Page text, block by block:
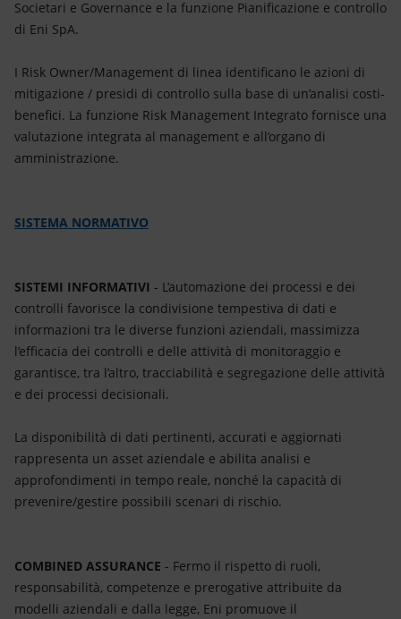
Societari e Governance e la funzione Pianificazione e controllo
di Eni SpA.
I Risk Owner/Management di linea identificano le azioni di
mitigazione / presidi di controllo sulla base di un’analisi costi-
benefici. La funzione Risk Management Integrato fornisce una
valutazione integrata al management e all’organo di
amministrazione.
SISTEMA NORMATIVO
SISTEMI INFORMATIVI - L’automazione dei processi e dei
controlli favorisce la condivisione tempestiva di dati e
informazioni tra le diverse funzioni aziendali, massimizza
l’efficacia dei controlli e delle attività di monitoraggio e
garantisce, tra l’altro, tracciabilità e segregazione delle attività
e dei processi decisionali.
La disponibilità di dati pertinenti, accurati e aggiornati
rappresenta un asset aziendale e abilita analisi e
approfondimenti in tempo reale, nonché la capacità di
prevenire/gestire possibili scenari di rischio.
COMBINED ASSURANCE - Fermo il rispetto di ruoli,
responsabilità, competenze e prerogative attribuite da
modelli aziendali e dalla legge, Eni promuove il